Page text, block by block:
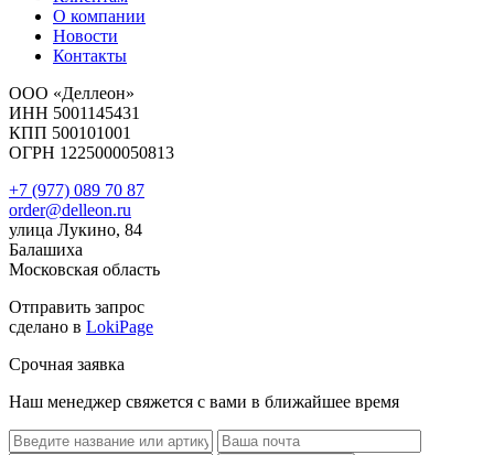
О компании
Новости
Контакты
ООО «Деллеон»
ИНН 5001145431
КПП 500101001
ОГРН 1225000050813
+7 (977) 089 70 87
order@delleon.ru
улица Лукино, 84
Балашиха
Московская область
Отправить запрос
сделано в LokiPage
Срочная заявка
Наш менеджер свяжется с вами в ближайшее время